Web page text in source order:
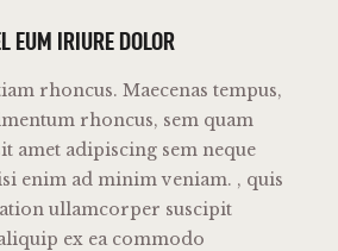
EUM IRIURE DOLOR
rhoncus. Maecenas tempus,
rhoncus, sem quam
amet adipiscing sem neque
enim ad minim veniam. , quis
ullamcorper suscipit
ex ea commodo